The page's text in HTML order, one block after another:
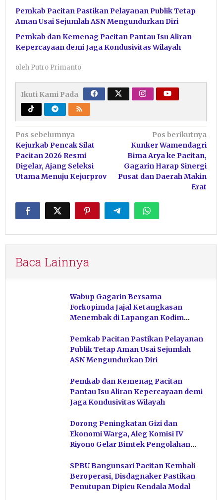
Pemkab Pacitan Pastikan Pelayanan Publik Tetap
Aman Usai Sejumlah ASN Mengundurkan Diri
Pemkab dan Kemenag Pacitan Pantau Isu Aliran
Kepercayaan demi Jaga Kondusivitas Wilayah
oleh Putro Primanto
Ikuti Kami Pada
Navigasi
pos
Pos sebelumnya
Kejurkab Pencak Silat
Pacitan 2026 Resmi
Digelar, Ajang Seleksi
Utama Menuju Kejurprov
Pos berikutnya
Kunker Wamendagri
Bima Arya ke Pacitan,
Gagarin Harap Sinergi
Pusat dan Daerah Makin
Erat
Baca Lainnya
Wabup Gagarin Bersama
Forkopimda Jajal Ketangkasan
Menembak di Lapangan Kodim
Pemkab Pacitan Pastikan Pelayanan
Publik Tetap Aman Usai Sejumlah
ASN Mengundurkan Diri
Pemkab dan Kemenag Pacitan
Pantau Isu Aliran Kepercayaan demi
Jaga Kondusivitas Wilayah
Dorong Peningkatan Gizi dan
Ekonomi Warga, Aleg Komisi IV
Riyono Gelar Bimtek Pengolahan
SPBU Bangunsari Pacitan Kembali
Beroperasi, Disdagnaker Pastikan
Penutupan Dipicu Kendala Modal